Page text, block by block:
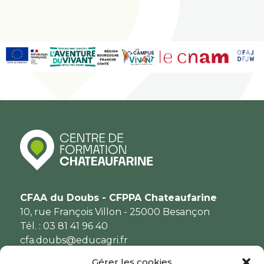
Gérer les cookies
CFAA du Doubs - CFPPA Chateaufarine
10, rue François Villon - 25000 Besançon
Tél. : 03 81 41 96 40
cfa.doubs@educagri.fr